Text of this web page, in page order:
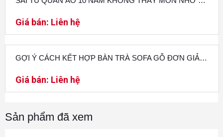
Giá bán: Liên hệ
GỢI Ý CÁCH KẾT HỢP BÀN TRÀ SOFA GỖ ĐƠN GIẢN ĂN Ý VỚI GHẾ SOFA
Giá bán: Liên hệ
Sản phẩm đã xem